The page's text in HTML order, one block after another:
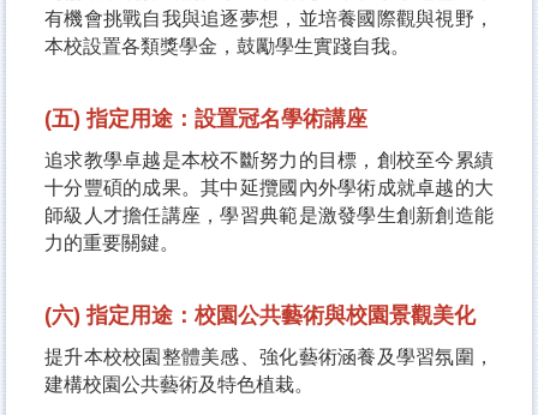
有機會挑戰自我與追逐夢想，並培養國際觀與視野，
本校設置各類獎學金，鼓勵學生實踐自我。
(五) 指定用途：設置冠名學術講座
追求教學卓越是本校不斷努力的目標，創校至今累績
十分豐碩的成果。其中延攬國內外學術成就卓越的大
師級人才擔任講座，學習典範是激發學生創新創造能
力的重要關鍵。
(六) 指定用途：校園公共藝術與校園景觀美化
提升本校校園整體美感、強化藝術涵養及學習氛圍，
建構校園公共藝術及特色植栽。